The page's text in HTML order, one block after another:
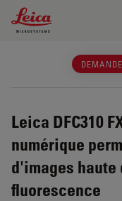
Leica Microsystems
Leica DFC310
numérique
d'images
fluorescence